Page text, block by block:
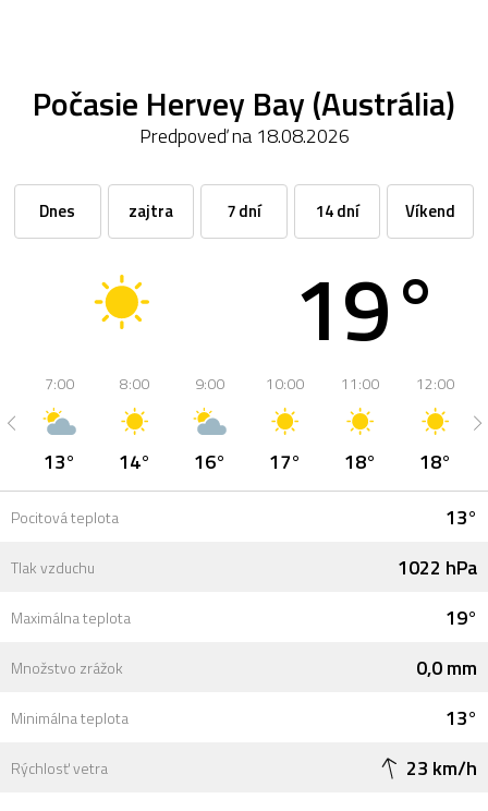
Počasie Hervey Bay (Austrália)
Predpoveď na 18.08.2026
Dnes zajtra 7 dní 14 dní Víkend
19°
7:00
13°
8:00
14°
9:00
16°
10:00
17°
11:00
18°
12:00
18°
Pocitová teplota 13°
Tlak vzduchu 1022 hPa
Maximálna teplota 19°
Množstvo zrážok 0,0 mm
Minimálna teplota 13°
Rýchlosť vetra 23 km/h